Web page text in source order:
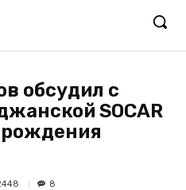
обсудил с
SOCAR
8